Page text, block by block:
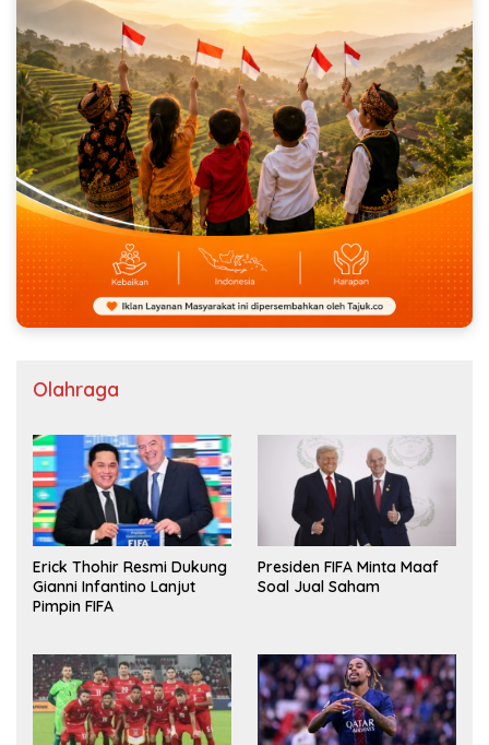
Olahraga
Erick Thohir Resmi Dukung
Gianni Infantino Lanjut
Pimpin FIFA
Presiden FIFA Minta Maaf
Soal Jual Saham